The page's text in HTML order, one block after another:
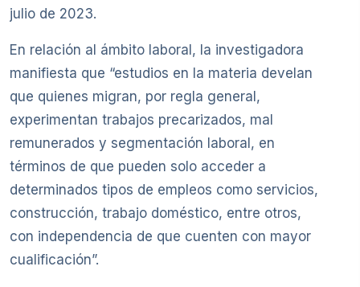
julio de 2023.
En relación al ámbito laboral, la investigadora
manifiesta que “estudios en la materia develan
que quienes migran, por regla general,
experimentan trabajos precarizados, mal
remunerados y segmentación laboral, en
términos de que pueden solo acceder a
determinados tipos de empleos como servicios,
construcción, trabajo doméstico, entre otros,
con independencia de que cuenten con mayor
cualificación”.